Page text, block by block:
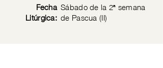
Fecha
Litúrgica:
Sábado de la 2ª semana
de Pascua (II)